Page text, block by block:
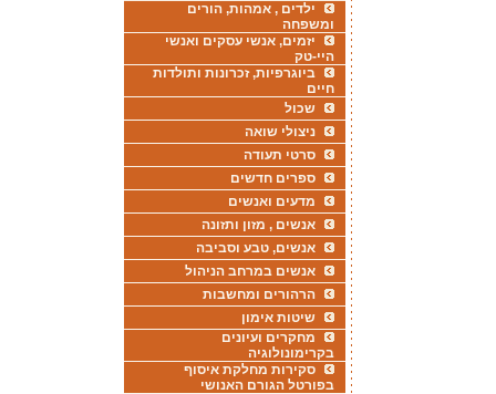
ילדים , אמהות, הורים
ומשפחה
יזמים, אנשי עסקים ואנשי
היי-טק
ביוגרפיות, זכרונות ותולדות
חיים
שכול
ניצולי שואה
סרטי תעודה
ספרים חדשים
מדעים ואנשים
אנשים , מזון ותזונה
אנשים, טבע וסביבה
אנשים במרחב הניהול
הרהורים ומחשבות
שיטות אימון
מחקרים ועיונים
בקרימונולוגיה
סקירות מחלקת איסוף
בפורטל הגורם האנושי